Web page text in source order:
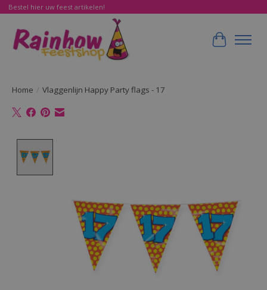
Bestel hier uw feest artikelen!
Home / Vlaggenlijn Happy Party flags - 17